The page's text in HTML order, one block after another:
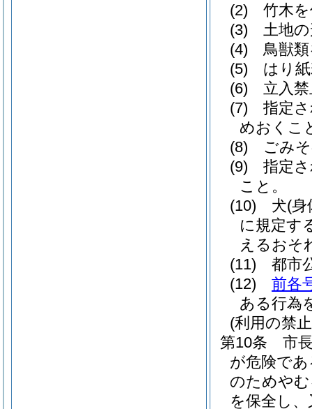
(2)
竹木
(3)
土地
(4)
鳥獣
(5)
はり
(6)
立入
(7)
指定
めおくこ
(8)
ごみ
(9)
指定
こと。
(10)
犬(身
に規定す
えるおそ
(11)
都市
(12)
前各
ある行為
(利用の禁
第10条
市
が危険で
のためや
を保全し